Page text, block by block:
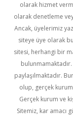
olarak hizmet
olarak denetleme
Ancak, üyelerimiz
siteye üye olarak
sitesi, herhangi bir
bulunmamaktadır.
paylaşılmaktadır.
olup, gerçek
Gerçek kurum ve
Sitemiz, kar amacı